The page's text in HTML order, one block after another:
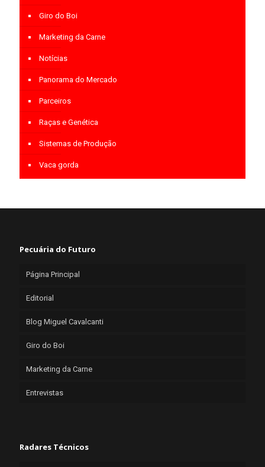
Giro do Boi
Marketing da Carne
Notícias
Panorama do Mercado
Parceiros
Raças e Genética
Sistemas de Produção
Vaca gorda
Pecuária do Futuro
Página Principal
Editorial
Blog Miguel Cavalcanti
Giro do Boi
Marketing da Carne
Entrevistas
Radares Técnicos